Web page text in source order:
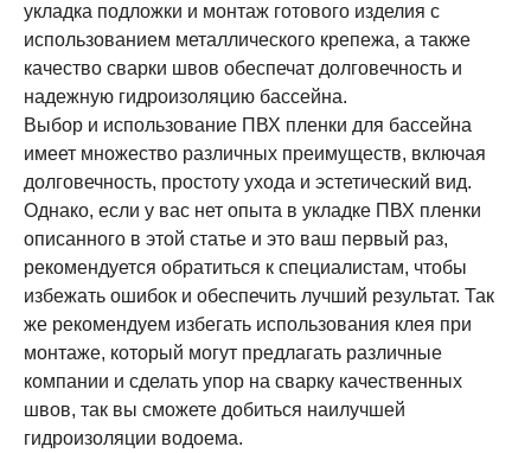
укладка подложки и монтаж готового изделия с
использованием металлического крепежа, а также
качество сварки швов обеспечат долговечность и
надежную гидроизоляцию бассейна.
Выбор и использование ПВХ пленки для бассейна
имеет множество различных преимуществ, включая
долговечность, простоту ухода и эстетический вид.
Однако, если у вас нет опыта в укладке ПВХ пленки
описанного в этой статье и это ваш первый раз,
рекомендуется обратиться к специалистам, чтобы
избежать ошибок и обеспечить лучший результат. Так
же рекомендуем избегать использования клея при
монтаже, который могут предлагать различные
компании и сделать упор на сварку качественных
швов, так вы сможете добиться наилучшей
гидроизоляции водоема.